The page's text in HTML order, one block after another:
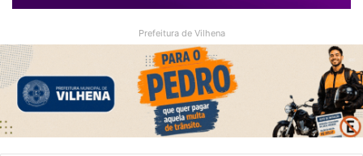
Prefeitura de Vilhena